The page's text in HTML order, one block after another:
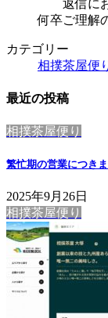
返信に
何卒ご理解
カテゴリー
相撲茶屋便
最近の投稿
相撲茶屋便り
繁忙期の営業につき
2025年9月26日
相撲茶屋便り